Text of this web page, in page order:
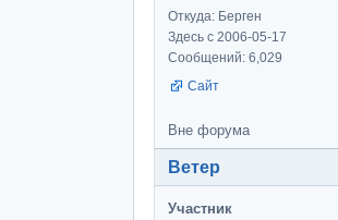
Откуда: Берген
Здесь с 2006-05-17
Сообщений: 6,029
Сайт
Вне форума
Ветер
Участник